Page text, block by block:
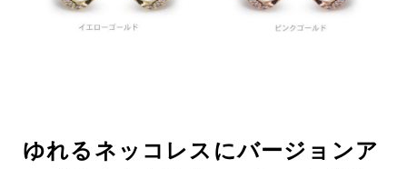
ゆれるネッコレスにバージョンア